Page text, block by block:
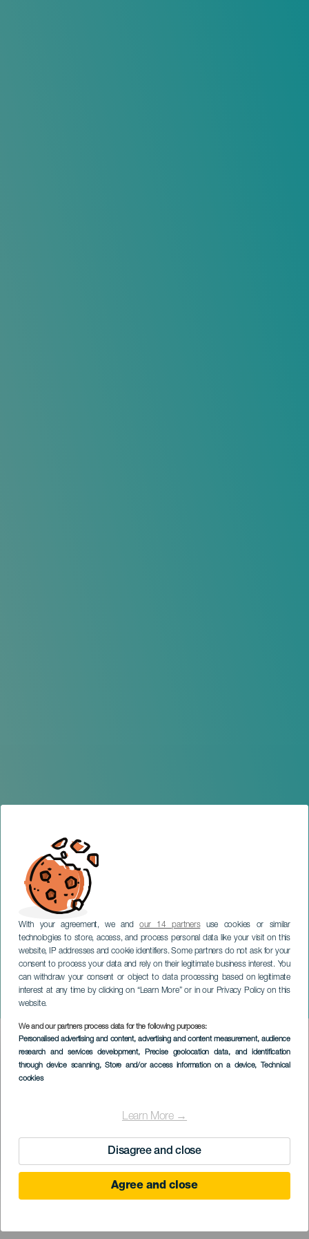
With your agreement, we andour 14 partnersuse cookies or similar
technologies to store, access, and process personal data like your visit on this
website, IP addresses and cookie identifiers. Some partners do not ask for your
consent to process your data and rely on their legitimate business interest. You
can withdraw your consent or object to data processing based on legitimate
interest at any time by clicking on “Learn More” or in our Privacy Policy on this
website.
We and our partners process data for the following purposes:
Personalised advertising and content, advertising and content measurement, audience
research and services development, Precise geolocation data, and identification
through device scanning, Store and/or access information on a device, Technical
cookies
Learn More →
Disagree and close
Agree and close
Nuria Fergó na koncertě
GRAN CANARIA
Imagen
Listado